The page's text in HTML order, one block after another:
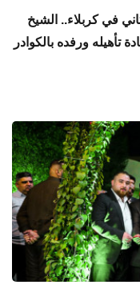
في كربلاء.. الشيخ
تأهيله ورفده بالكوادر